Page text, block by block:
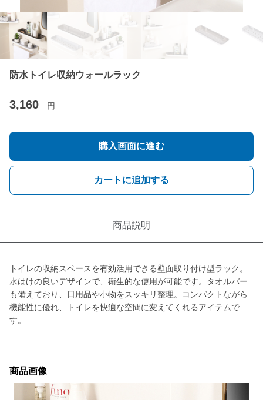
防水トイレ収納ウォールラック
3,160 円
購入画面に進む
カートに追加する
商品説明
トイレの収納スペースを有効活用できる壁面取り付け型ラック。
水はけの良いデザインで、衛生的な使用が可能です。タオルバー
も備えており、日用品や小物をスッキリ整理。コンパクトながら
機能性に優れ、トイレを快適な空間に変えてくれるアイテムで
す。
商品画像